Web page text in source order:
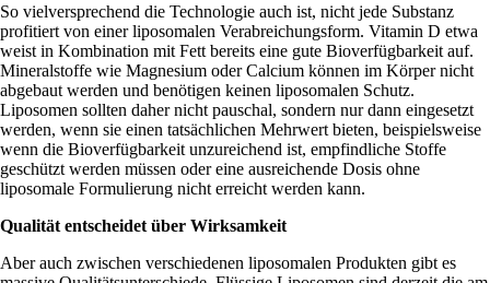
So vielversprechend die Technologie auch ist, nicht jede Substanz
profitiert von einer liposomalen Verabreichungsform. Vitamin D etwa
weist in Kombination mit Fett bereits eine gute Bioverfügbarkeit auf.
Mineralstoffe wie Magnesium oder Calcium können im Körper nicht
abgebaut werden und benötigen keinen liposomalen Schutz.
Liposomen sollten daher nicht pauschal, sondern nur dann eingesetzt
werden, wenn sie einen tatsächlichen Mehrwert bieten, beispielsweise
wenn die Bioverfügbarkeit unzureichend ist, empfindliche Stoffe
geschützt werden müssen oder eine ausreichende Dosis ohne
liposomale Formulierung nicht erreicht werden kann.
Qualität entscheidet über Wirksamkeit
Aber auch zwischen verschiedenen liposomalen Produkten gibt es